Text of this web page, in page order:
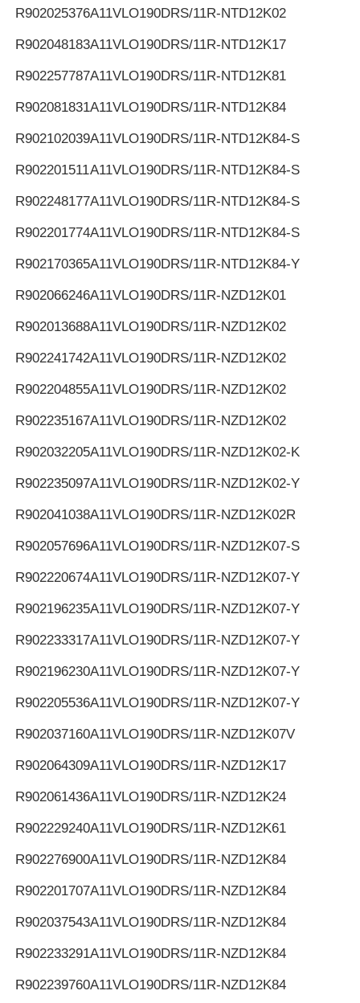
R902025376A11VLO190DRS/11R-NTD12K02
R902048183A11VLO190DRS/11R-NTD12K17
R902257787A11VLO190DRS/11R-NTD12K81
R902081831A11VLO190DRS/11R-NTD12K84
R902102039A11VLO190DRS/11R-NTD12K84-S
R902201511A11VLO190DRS/11R-NTD12K84-S
R902248177A11VLO190DRS/11R-NTD12K84-S
R902201774A11VLO190DRS/11R-NTD12K84-S
R902170365A11VLO190DRS/11R-NTD12K84-Y
R902066246A11VLO190DRS/11R-NZD12K01
R902013688A11VLO190DRS/11R-NZD12K02
R902241742A11VLO190DRS/11R-NZD12K02
R902204855A11VLO190DRS/11R-NZD12K02
R902235167A11VLO190DRS/11R-NZD12K02
R902032205A11VLO190DRS/11R-NZD12K02-K
R902235097A11VLO190DRS/11R-NZD12K02-Y
R902041038A11VLO190DRS/11R-NZD12K02R
R902057696A11VLO190DRS/11R-NZD12K07-S
R902220674A11VLO190DRS/11R-NZD12K07-Y
R902196235A11VLO190DRS/11R-NZD12K07-Y
R902233317A11VLO190DRS/11R-NZD12K07-Y
R902196230A11VLO190DRS/11R-NZD12K07-Y
R902205536A11VLO190DRS/11R-NZD12K07-Y
R902037160A11VLO190DRS/11R-NZD12K07V
R902064309A11VLO190DRS/11R-NZD12K17
R902061436A11VLO190DRS/11R-NZD12K24
R902229240A11VLO190DRS/11R-NZD12K61
R902276900A11VLO190DRS/11R-NZD12K84
R902201707A11VLO190DRS/11R-NZD12K84
R902037543A11VLO190DRS/11R-NZD12K84
R902233291A11VLO190DRS/11R-NZD12K84
R902239760A11VLO190DRS/11R-NZD12K84